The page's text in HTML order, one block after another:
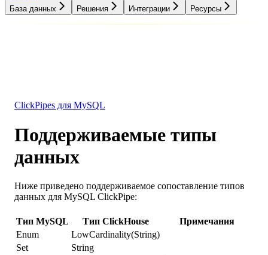
База данных Решения Интеграции Ресурсы
ClickPipes для MySQL
Поддерживаемые типы
данных
Ниже приведено поддерживаемое сопоставление типов
данных для MySQL ClickPipe:
Тип MySQL Тип ClickHouse
Примечания
Enum
LowCardinality(String)
Set
String